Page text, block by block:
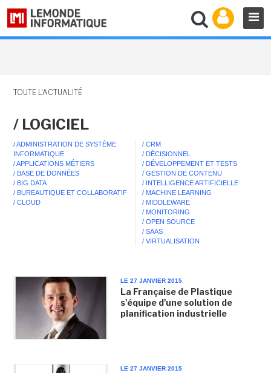
TOUTE L'ACTUALITÉ
/ LOGICIEL
/ ADMINISTRATION DE SYSTÈME
INFORMATIQUE
/ APPLICATIONS MÉTIERS
/ BASE DE DONNÉES
/ BIG DATA
/ BUREAUTIQUE ET COLLABORATIF
/ CLOUD
/ CRM
/ DÉCISIONNEL
/ DÉVELOPPEMENT ET TESTS
/ GESTION DE CONTENU
/ INTELLIGENCE ARTIFICIELLE
/ MACHINE LEARNING
/ MIDDLEWARE
/ MONITORING
/ OPEN SOURCE
/ SAAS
/ VIRTUALISATION
LE 27 JANVIER 2015
La Française de Plastique
s'équipe d'une solution de
planification industrielle
LE 27 JANVIER 2015